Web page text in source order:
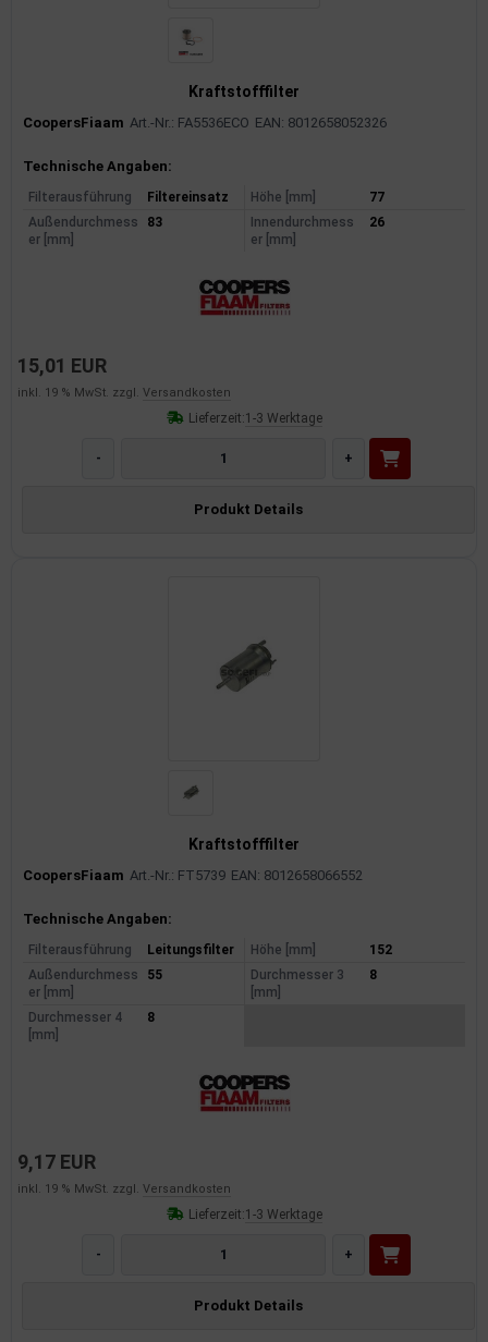
Kraftstofffilter
CoopersFiaam Art.-Nr.: FA5536ECO EAN: 8012658052326
Produktinformationen
Technische Angaben:
Filterausführung Filtereinsatz Höhe [mm]
77
Außendurchmess
er [mm]
83
Innendurchmess
er [mm]
26
15,01 EUR
inkl. 19 % MwSt. zzgl. Versandkosten
Lieferzeit:1-3 Werktage
- +
Produkt Details
Kraftstofffilter
CoopersFiaam Art.-Nr.: FT5739 EAN: 8012658066552
Produktinformationen
Technische Angaben:
Filterausführung Leitungsfilter Höhe [mm]
152
Außendurchmess
er [mm]
55
Durchmesser 3
[mm]
8
Durchmesser 4
[mm]
8
9,17 EUR
inkl. 19 % MwSt. zzgl. Versandkosten
Lieferzeit:1-3 Werktage
- +
Produkt Details